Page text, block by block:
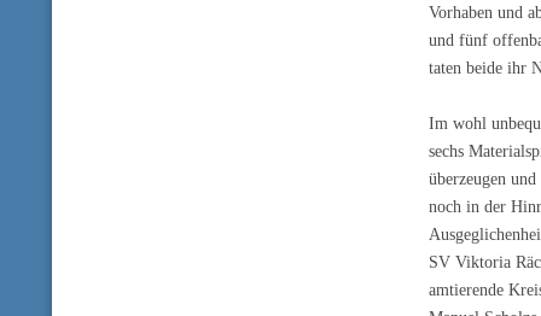
Vorhaben und
und fünf
taten beide ihr
Im wohl
sechs
überzeugen
noch in der
SV Viktoria
amtierende